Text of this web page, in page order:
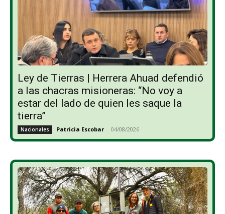
Ley de Tierras | Herrera Ahuad defendió
a las chacras misioneras: “No voy a
estar del lado de quien les saque la
tierra”
Nacionales Patricia Escobar - 04/08/2026